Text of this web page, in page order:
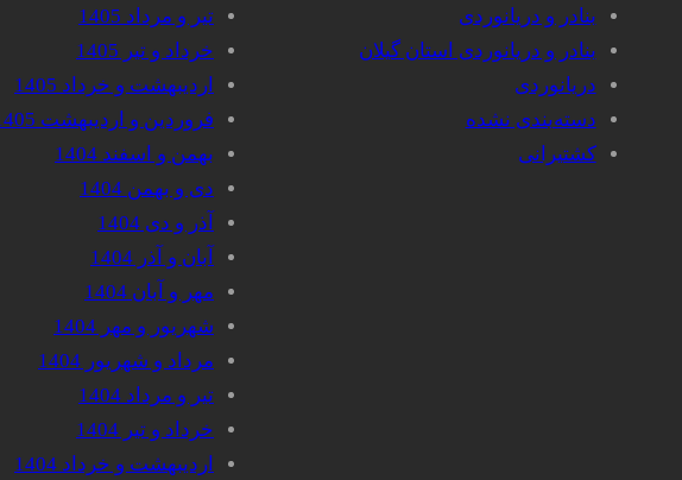
بنادر و دریانوردی
بنادر و دریانوردی استان گیلان
دریانوردی
دسته‌بندی نشده
کشتیرانی
تیر و مرداد 1405
خرداد و تیر 1405
اردیبهشت و خرداد 1405
فروردین و اردیبهشت 1405
بهمن و اسفند 1404
دی و بهمن 1404
آذر و دی 1404
آبان و آذر 1404
مهر و آبان 1404
شهریور و مهر 1404
مرداد و شهریور 1404
تیر و مرداد 1404
خرداد و تیر 1404
اردیبهشت و خرداد 1404